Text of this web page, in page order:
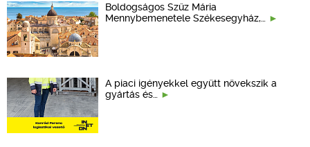
Boldogságos Szűz Mária
Mennybemenetele Székesegyház,…
A piaci igényekkel együtt növekszik a
gyártás és…